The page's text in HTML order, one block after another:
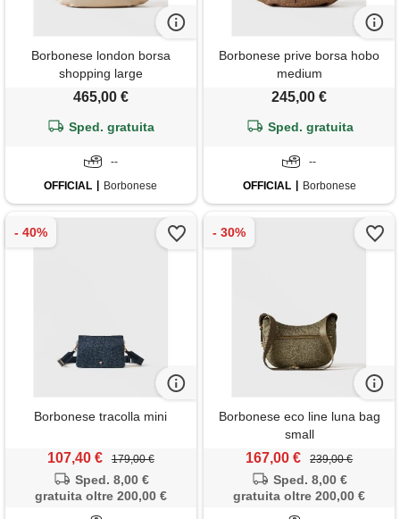
Borbonese london borsa
shopping large
465,00 €
Sped. gratuita
--
OFFICIAL
Borbonese
Borbonese prive borsa hobo
medium
245,00 €
Sped. gratuita
--
OFFICIAL
Borbonese
Borbonese tracolla mini
107,40 € 179,00 €
Sped. 8,00 €
gratuita oltre 200,00 €
Borbonese eco line luna bag
small
167,00 € 239,00 €
Sped. 8,00 €
gratuita oltre 200,00 €